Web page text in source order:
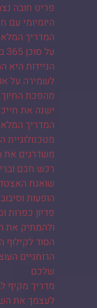
פריט חובה
היומיומי עם
המדריך
על סוכן 365 בישראל
הניידות
לשמירה על
מהפכת
ישנה את
המדריך המלא
משדרגים את
רכש חכם
שואגת
הופעות
פדיון כפרות
ולהמתיק את
הסוד
הרוחניים
שלכם
מדריך מקיף
לעצמך את